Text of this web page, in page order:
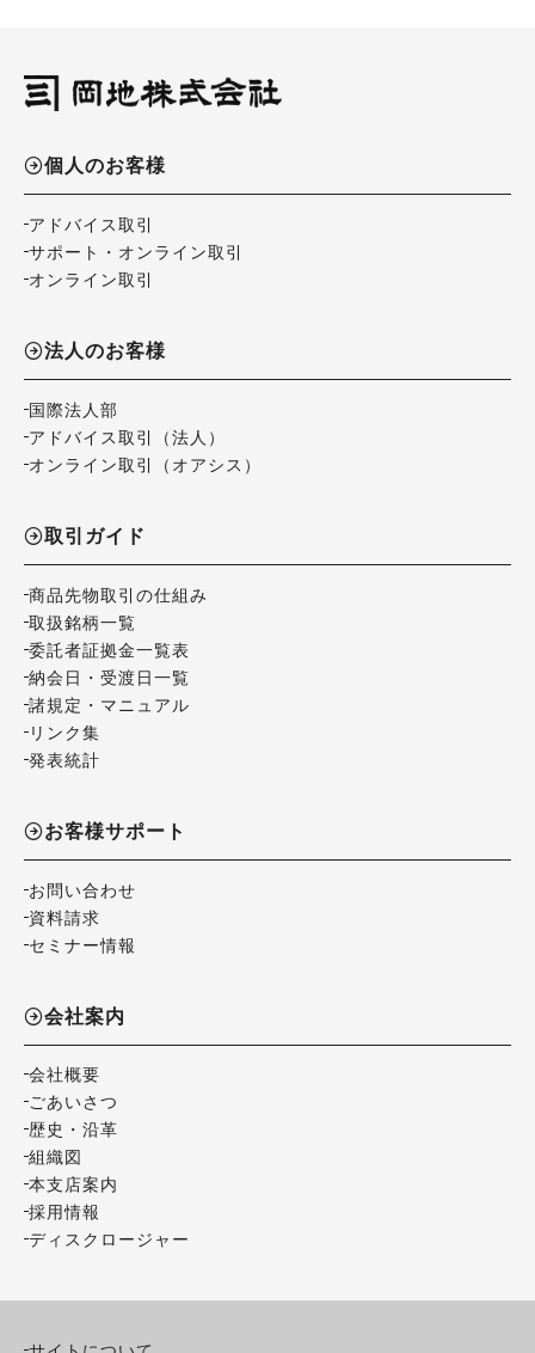
個人のお客様
アドバイス取引
サポート・オンライン取引
オンライン取引
法人のお客様
国際法人部
アドバイス取引（法人）
オンライン取引（オアシス）
取引ガイド
商品先物取引の仕組み
取扱銘柄一覧
委託者証拠金一覧表
納会日・受渡日一覧
諸規定・マニュアル
リンク集
発表統計
お客様サポート
お問い合わせ
資料請求
セミナー情報
会社案内
会社概要
ごあいさつ
歴史・沿革
組織図
本支店案内
採用情報
ディスクロージャー